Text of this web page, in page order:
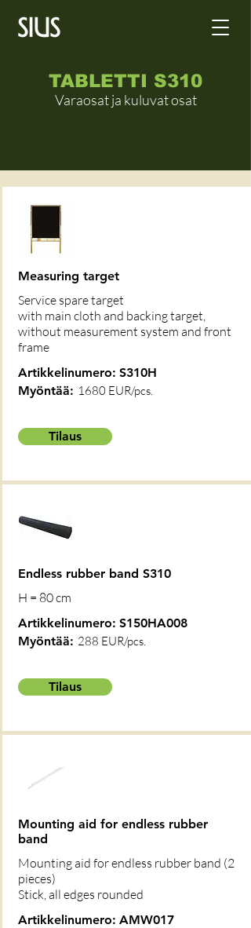
TABLETTI S310
Varaosat ja kuluvat osat
Measuring target
Service spare target
with main cloth and backing target,
without measurement system and front
frame
Artikkelinumero: S310H
Myöntää: 1680 EUR/pcs.
Tilaus
Endless rubber band S310
H = 80 cm
Artikkelinumero: S150HA008
Myöntää: 288 EUR/pcs.
Tilaus
Mounting aid for endless rubber
band
Mounting aid for endless rubber band (2
pieces)
Stick, all edges rounded
Artikkelinumero: AMW017